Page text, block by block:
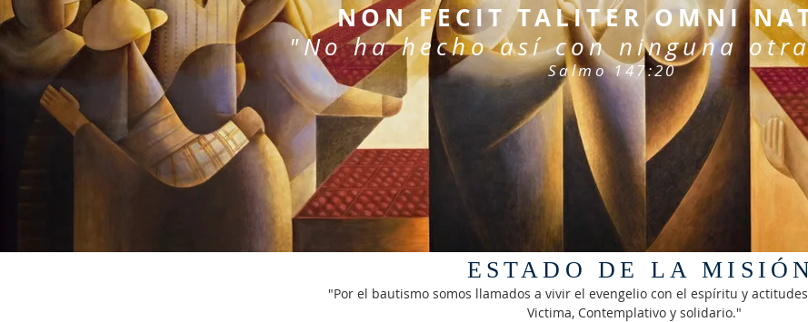
NON FECIT TALITER OMNI
"No ha hecho así con ninguna
Salmo 147:20
ESTADO DE LA
"Por el bautismo somos llamados a vivir el evengelio con el espíritu y
Victima, Contemplativo y solidario."